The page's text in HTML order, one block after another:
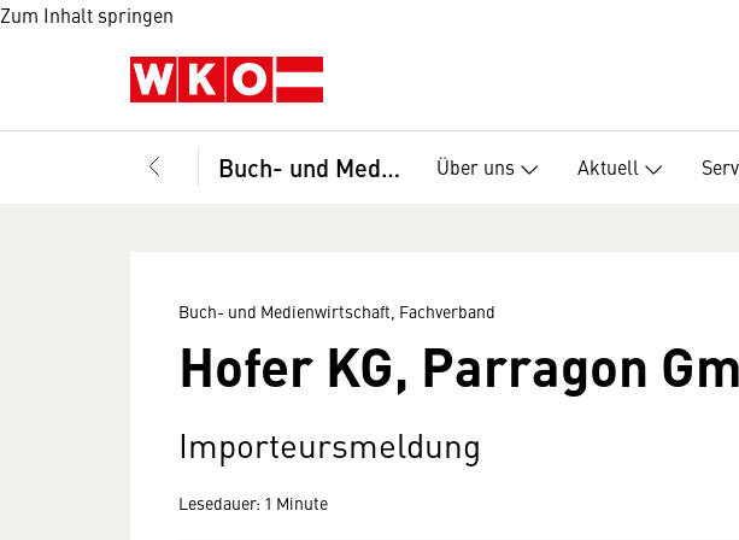
Zum Inhalt springen
Buch- und Medienwirtschaft, Fachverband Über uns Aktuell
Buch- und Medienwirtschaft, Fachverband
Hofer KG, Parragon
Importeursmeldung
Lesedauer: 1 Minute